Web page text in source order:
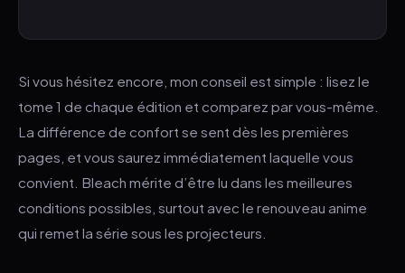
Si vous hésitez encore, mon conseil est simple : lisez le
tome 1 de chaque édition et comparez par vous-même.
La différence de confort se sent dès les premières
pages, et vous saurez immédiatement laquelle vous
convient. Bleach mérite d’être lu dans les meilleures
conditions possibles, surtout avec le renouveau anime
qui remet la série sous les projecteurs.